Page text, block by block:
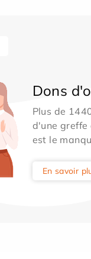
Dons
Plus de
d'une greffe
est le
En savoir